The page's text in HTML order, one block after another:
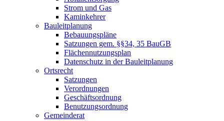
Strom und Gas
Kaminkehrer
Bauleitplanung
Bebauungspläne
Satzungen gem. §§34, 35 BauGB
Flächennutzungsplan
Datenschutz in der Bauleitplanung
Ortsrecht
Satzungen
Verordnungen
Geschäftsordnung
Benutzungsordnung
Gemeinderat